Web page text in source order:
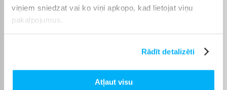
viņiem sniedzat vai ko viņi apkopo, kad lietojat viņu
pakalpojumus.
Rādīt detalizēti
Atļaut visu
toomas n.